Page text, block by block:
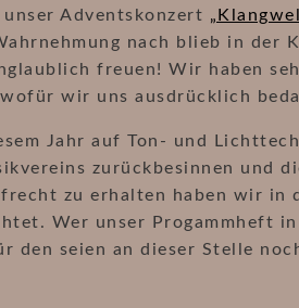
Adventskonzert
nach blieb in der
freuen! Wir haben
wir uns ausdrücklich
Jahr auf Ton- und
zurückbesinnen und
zu erhalten haben wir in
Wer unser Progammheft
den seien an dieser Stelle